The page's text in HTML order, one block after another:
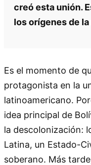
creó esta unión.
los orígenes de
Es el momento de
protagonista en la
latinoamericano.
idea principal de
la descolonización:
Latina, un Estado-
soberano. Más